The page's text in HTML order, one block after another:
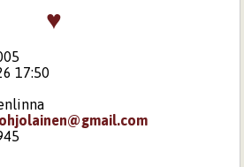
♥
17:50